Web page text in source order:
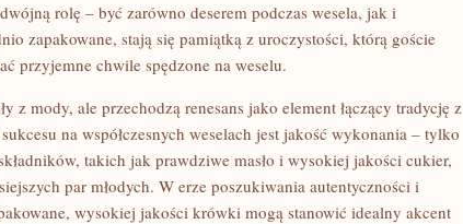
rolę – być zarówno deserem podczas wesela, jak i
zapakowane, stają się pamiątką z uroczystości, którą goście
przyjemne chwile spędzone na weselu.
z mody, ale przechodzą renesans jako element łączący tradycję z
na współczesnych weselach jest jakość wykonania – tylko
takich jak prawdziwe masło i wysokiej jakości cukier,
par młodych. W erze poszukiwania autentyczności i
wysokiej jakości krówki mogą stanowić idealny akcent